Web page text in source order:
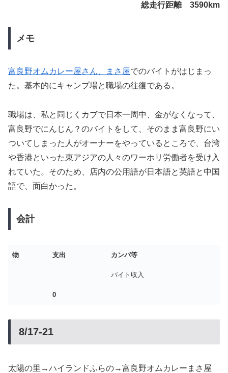
総走行距離 3590km
メモ
富良野オムカレー屋さん、まさ屋でのバイトがはじまっ
た。基本的にキャンプ場と職場の往復である。
職場は、私と同じくカブで日本一周中、金がなくなって、
富良野でにんじん？のバイトをして、そのまま富良野にい
ついてしまった人がオーナーをやっているところで、台湾
や香港といった東アジアの人々のワーホリ労働者を受け入
れていた。そのため、店内の公用語が日本語と英語と中国
語で、面白かった。
会計
物 支出 カンパ等
バイト収入
0
8/17-21
太陽の里→ハイランドふらの→富良野オムカレーまさ屋